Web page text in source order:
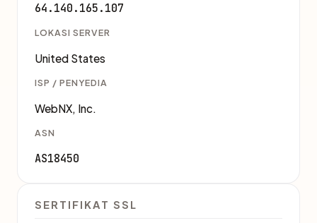
64.140.165.107
LOKASI SERVER
United States
ISP / PENYEDIA
WebNX, Inc.
ASN
AS18450
SERTIFIKAT SSL